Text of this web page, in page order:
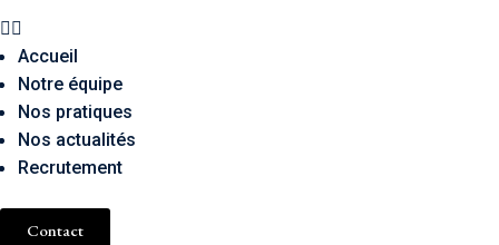
Accueil
Notre équipe
Nos pratiques
Nos actualités
Recrutement
Contact